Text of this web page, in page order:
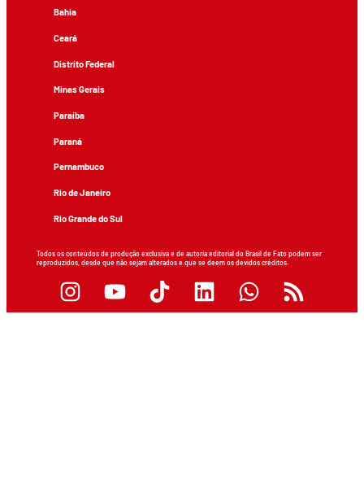
Bahia
Ceará
Distrito Federal
Minas Gerais
Paraíba
Paraná
Pernambuco
Rio de Janeiro
Rio Grande do Sul
Todos os conteúdos de produção exclusiva e de autoria editorial do Brasil de Fato podem ser
reproduzidos, desde que não sejam alterados e que se deem os devidos créditos.